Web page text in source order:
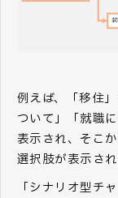
例えば、「移住
ついて」「就職
表示され、そこ
選択肢が表示さ
「シナリオ型チ